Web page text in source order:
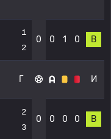
1
2
0 0 1 0 В
Г И
2
3
0 0 0 0 В